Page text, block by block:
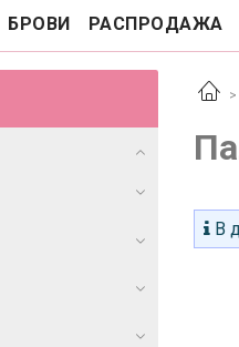
БРОВИ РАСПРОДАЖА
В